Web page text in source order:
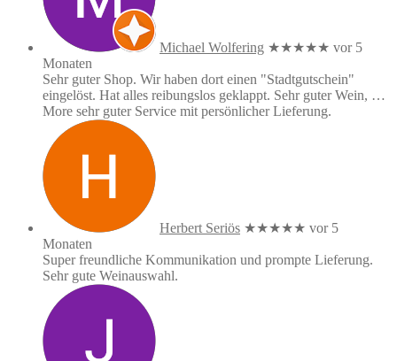
Michael Wolfering ★★★★★ vor 5
Monaten
Sehr guter Shop. Wir haben dort einen "Stadtgutschein"
eingelöst. Hat alles reibungslos geklappt. Sehr guter Wein, …
More sehr guter Service mit persönlicher Lieferung.
Herbert Seriös ★★★★★ vor 5
Monaten
Super freundliche Kommunikation und prompte Lieferung.
Sehr gute Weinauswahl.